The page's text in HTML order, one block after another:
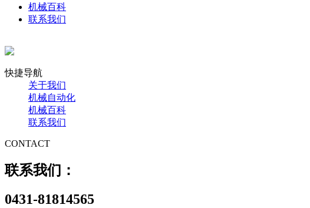
机械百科
联系我们
快捷导航
关于我们
机械自动化
机械百科
联系我们
CONTACT
联系我们：
0431-81814565